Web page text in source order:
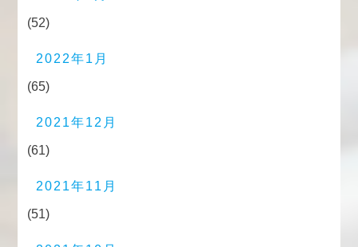
(52)
2022年1月
(65)
2021年12月
(61)
2021年11月
(51)